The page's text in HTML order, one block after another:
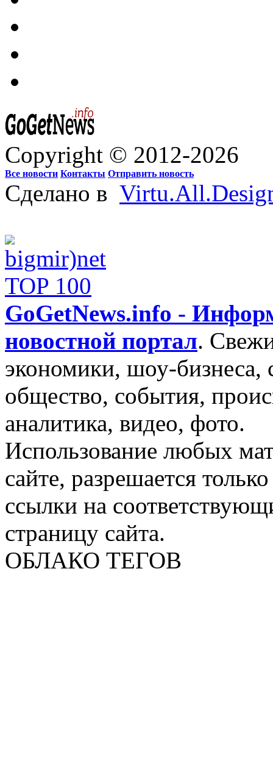
Copyright © 2012-2026
Все новости Контакты Отправить новость
Сделано в
GoGetNews.info -
новостной портал.
экономики, шоу-бизнеса,
общество, события,
аналитика, видео, фото.
Использование любых
сайте, разрешается
ссылки на
страницу сайта.
ОБЛАКО ТЕГОВ